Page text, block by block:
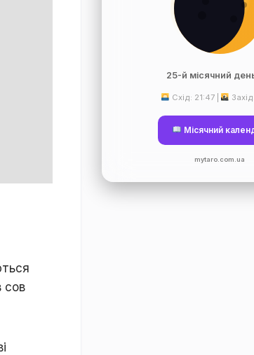
coв
25-й місячний
Схід: 21:47 |
Місячний
mytaro.com.ua